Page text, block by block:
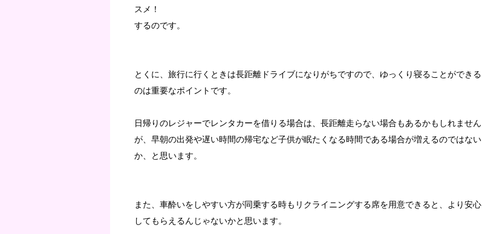
スメ！
するのです。
とくに、旅行に行くときは長距離ドライブになりがちですので、ゆっくり寝ることができる
のは重要なポイントです。
日帰りのレジャーでレンタカーを借りる場合は、長距離走らない場合もあるかもしれません
が、早朝の出発や遅い時間の帰宅など子供が眠たくなる時間である場合が増えるのではない
か、と思います。
また、車酔いをしやすい方が同乗する時もリクライニングする席を用意できると、より安心
してもらえるんじゃないかと思います。